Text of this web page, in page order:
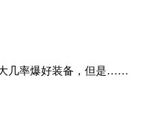
几率爆好装备，但是……